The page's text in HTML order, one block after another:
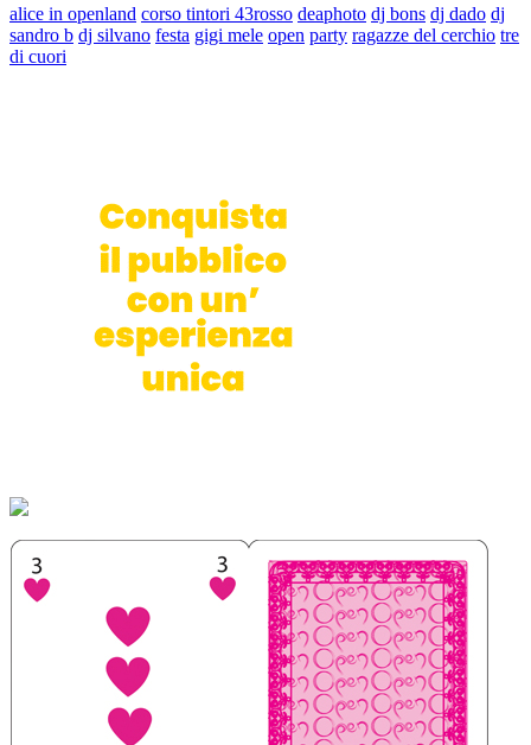
alice in openland corso tintori 43rosso deaphoto dj bons dj dado dj
sandro b dj silvano festa gigi mele open party ragazze del cerchio tre
di cuori